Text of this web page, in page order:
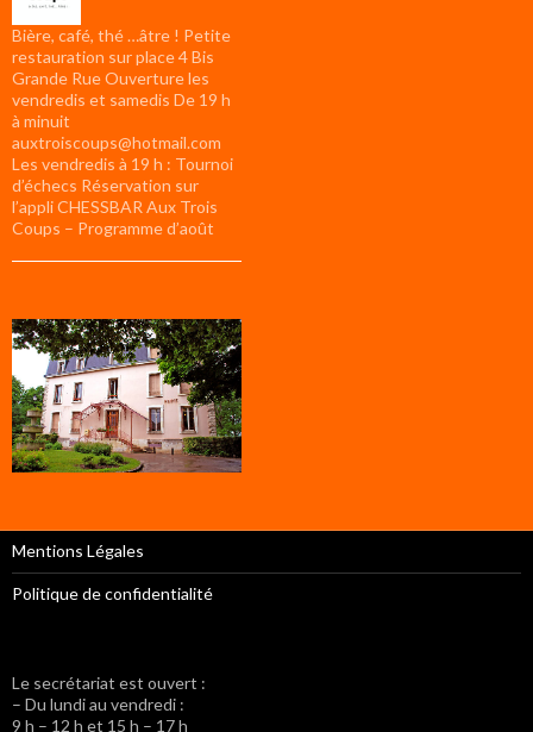
Bière, café, thé …âtre ! Petite
restauration sur place 4 Bis
Grande Rue Ouverture les
vendredis et samedis De 19 h
à minuit
auxtroiscoups@hotmail.com
Les vendredis à 19 h : Tournoi
d’échecs Réservation sur
l’appli CHESSBAR Aux Trois
Coups – Programme d’août
Mentions Légales
Politique de confidentialité
Le secrétariat est ouvert :
– Du lundi au vendredi :
9 h – 12 h et 15 h – 17 h